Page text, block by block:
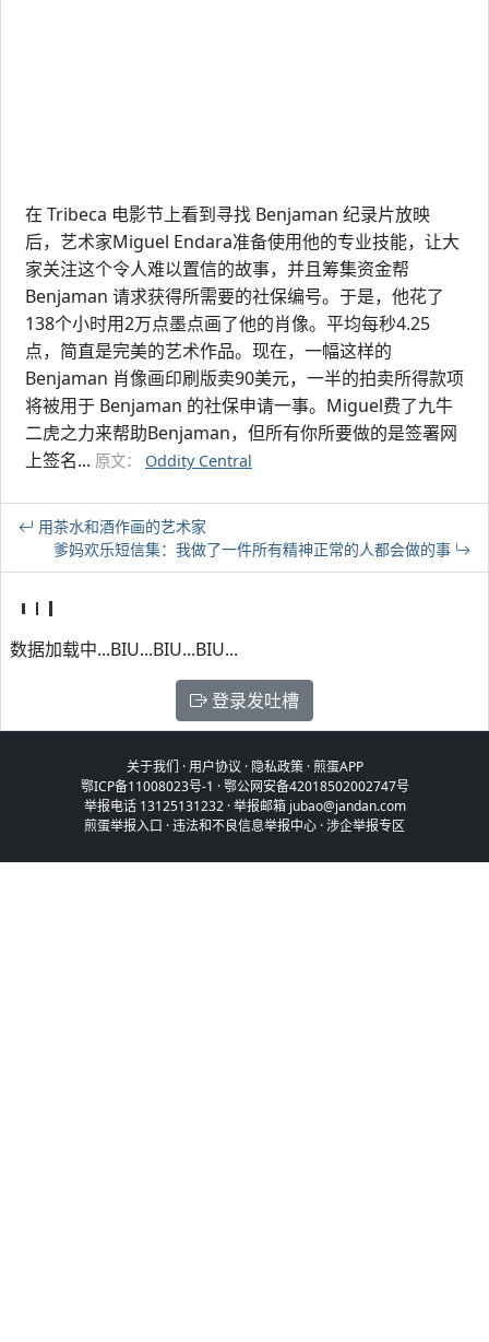
在 Tribeca 电影节上看到寻找 Benjaman 纪录片放映
后，艺术家Miguel Endara准备使用他的专业技能，让大
家关注这个令人难以置信的故事，并且筹集资金帮
Benjaman 请求获得所需要的社保编号。于是，他花了
138个小时用2万点墨点画了他的肖像。平均每秒4.25
点，简直是完美的艺术作品。现在，一幅这样的
Benjaman 肖像画印刷版卖90美元，一半的拍卖所得款项
将被用于 Benjaman 的社保申请一事。Miguel费了九牛
二虎之力来帮助Benjaman，但所有你所要做的是签署网
上签名... 原文： Oddity Central
用茶水和酒作画的艺术家
爹妈欢乐短信集：我做了一件所有精神正常的人都会做的事
数据加载中...BIU...BIU...BIU...
登录发吐槽
关于我们 ·用户协议 · 隐私政策·煎蛋APP
鄂ICP备11008023号-1 ·鄂公网安备42018502002747号
举报电话 13125131232 · 举报邮箱 jubao@jandan.com
煎蛋举报入口 ·违法和不良信息举报中心 ·涉企举报专区